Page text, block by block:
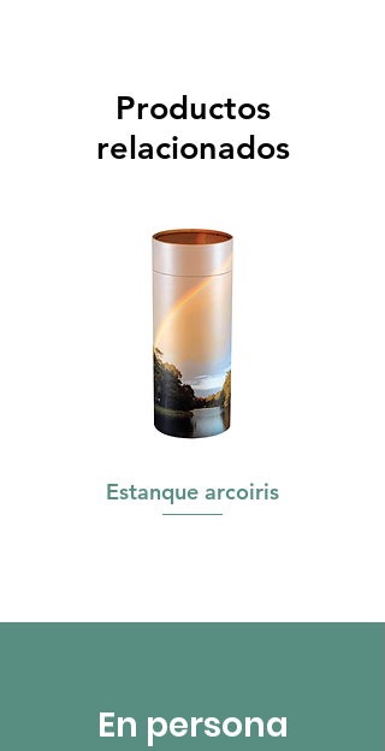
Productos
relacionados
Estanque arcoiris
En persona